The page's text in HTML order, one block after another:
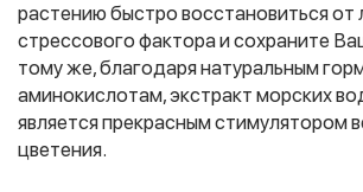
растению быстро восстановиться от
стрессового фактора и сохраните
тому же, благодаря натуральным
аминокислотам, экстракт морских
является прекрасным стимулятором
цветения.